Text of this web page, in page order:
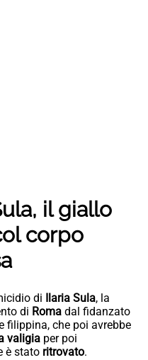
il giallo
corpo
di Ilaria Sula, la
di Roma dal fidanzato
filippina, che poi avrebbe
valigia per poi
è stato ritrovato.